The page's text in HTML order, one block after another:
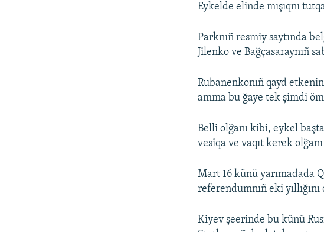
Eykelde elinde mışıqnı
Parknıñ resmiy saytında
Jilenko ve Bağçasaraynıñ
Rubanenkonıñ qayd
amma bu ğaye tek şimdi
Belli olğanı kibi, eykel
vesiqa ve vaqıt kerek
Mart 16 künü yarımadada
referendumnıñ eki
Kiyev şeerinde bu künü